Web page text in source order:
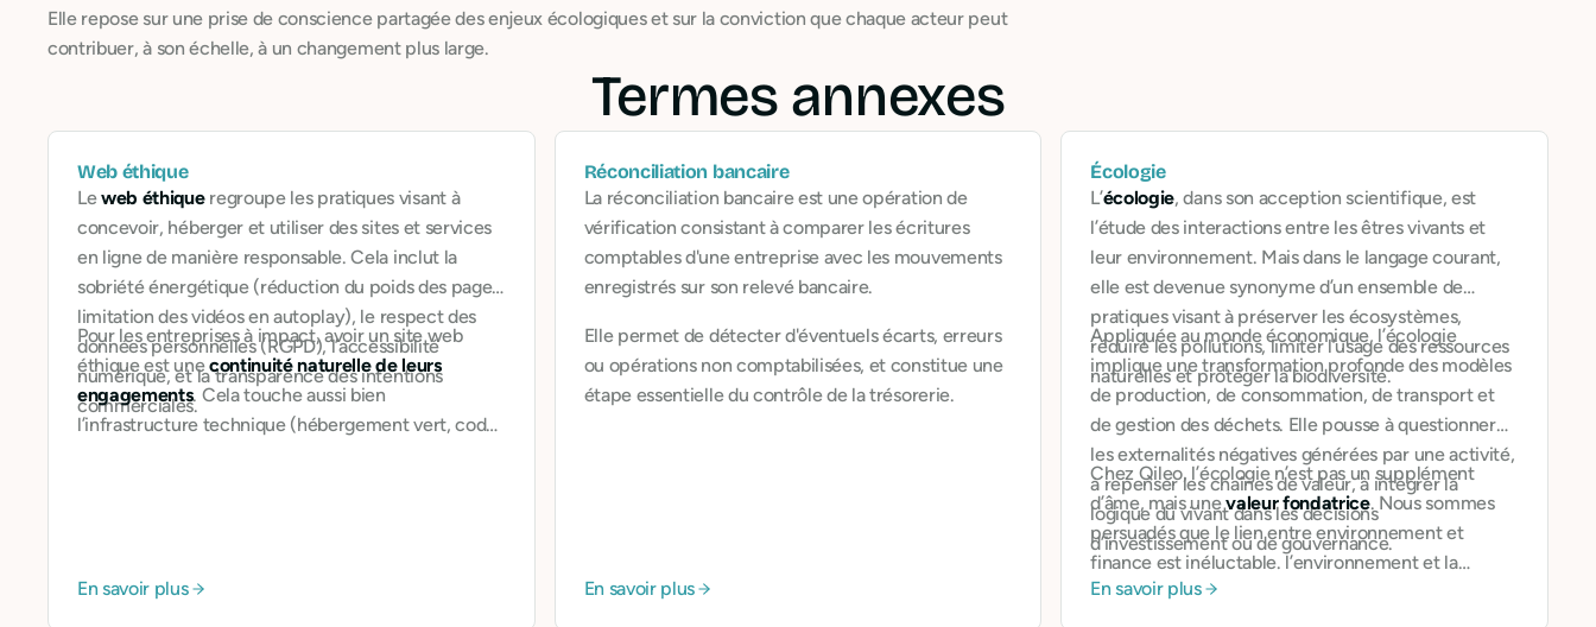
Elle repose sur une prise de conscience partagée des enjeux écologiques et sur la conviction que chaque acteur peut
contribuer, à son échelle, à un changement plus large.
Termes annexes
Web éthique
Leweb éthiqueregroupe les pratiques visant à
concevoir, héberger et utiliser des sites et services
en ligne de manière responsable. Cela inclut la
sobriété énergétique (réduction du poids des pages,
limitation des vidéos en autoplay), le respect des
données personnelles (RGPD), l’accessibilité
numérique, et la transparence des intentions
commerciales.
Pour les entreprises à impact, avoir un site web
éthique est unecontinuité naturelle de leurs
engagements. Cela touche aussi bien
l’infrastructure technique (hébergement vert, code
En savoir plus
Réconciliation bancaire
La réconciliation bancaire est une opération de
vérification consistant à comparer les écritures
comptables d'une entreprise avec les mouvements
enregistrés sur son relevé bancaire.
Elle permet de détecter d'éventuels écarts, erreurs
ou opérations non comptabilisées, et constitue une
étape essentielle du contrôle de la trésorerie.
En savoir plus
Écologie
L’écologie, dans son acception scientifique, est
l’étude des interactions entre les êtres vivants et
leur environnement. Mais dans le langage courant,
elle est devenue synonyme d’un ensemble de
pratiques visant à préserver les écosystèmes,
réduire les pollutions, limiter l’usage des ressources
naturelles et protéger la biodiversité.
Appliquée au monde économique, l’écologie
implique une transformation profonde des modèles
de production, de consommation, de transport et
de gestion des déchets. Elle pousse à questionner
les externalités négatives générées par une activité,
à repenser les chaînes de valeur, à intégrer la
logique du vivant dans les décisions
d’investissement ou de gouvernance.
Chez Qileo, l’écologie n’est pas un supplément
d’âme, mais unevaleur fondatrice. Nous sommes
persuadés que le lien entre environnement et
finance est inéluctable. l’environnement et la
finance sont très étroitement liés; la finance et la
En savoir plus